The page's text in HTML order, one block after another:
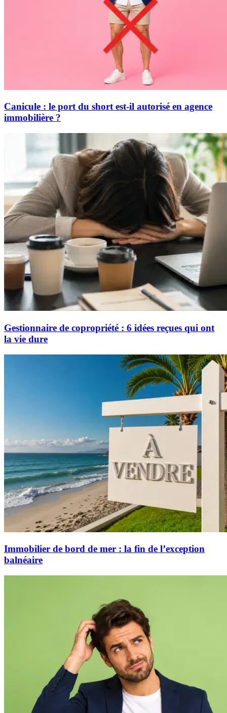
Canicule : le port du short est-il autorisé en agence
immobilière ?
Gestionnaire de copropriété : 6 idées reçues qui ont
la vie dure
Immobilier de bord de mer : la fin de l’exception
balnéaire